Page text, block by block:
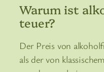
Warum ist
teuer?
Der Preis von
als der von